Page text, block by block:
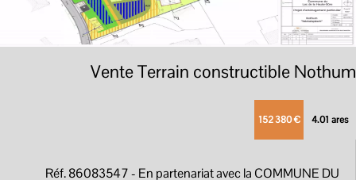
Vente Terrain constructible Nothum
152 380 € 4.01 ares
Réf. 86083547- En partenariat avec la COMMUNE DU